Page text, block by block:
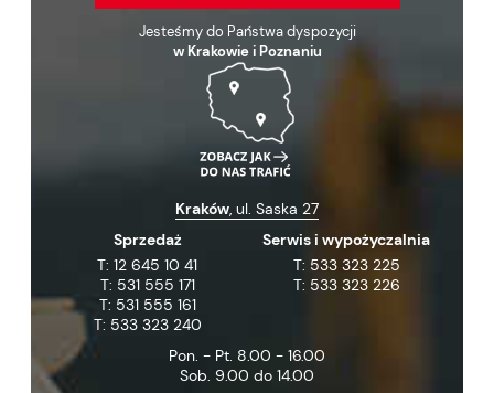
Jesteśmy do Państwa dyspozycji
w Krakowie i Poznaniu
Kraków, ul. Saska 27
Sprzedaż
T:12 645 10 41
T: 531 555 171
T: 531 555 161
T: 533 323 240
Serwis i wypożyczalnia
T: 533 323 225
T: 533 323 226
Pon. - Pt. 8.00 - 16.00
Sob. 9.00 do 14.00